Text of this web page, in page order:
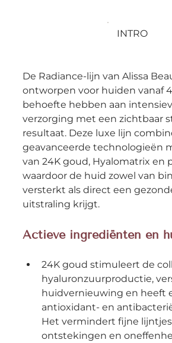
INTRO
De Radiance-lijn van Alissa
ontworpen voor huiden vanaf
behoefte hebben aan
verzorging met een zichtbaar
resultaat. Deze luxe lijn
geavanceerde technologieën
van 24K goud, Hyalomatrix en
waardoor de huid zowel van
versterkt als direct een
uitstraling krijgt.
Actieve ingrediënten en
24K goud stimuleert de
hyaluronzuurproductie,
huidvernieuwing en heeft
antioxidant- en
Het vermindert fijne
ontstekingen en